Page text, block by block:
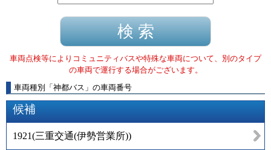
車両点検等によりコミュニティバスや特殊な車両について、別のタイプ
の車両で運行する場合がございます。
車両種別
「 神都バス 」 の車両番号
候補
1921(三重交通(伊勢営業所))